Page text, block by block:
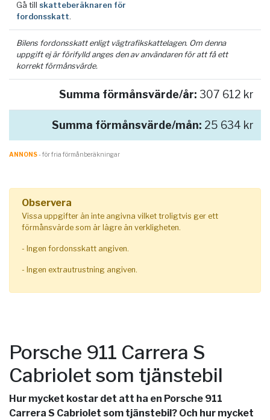
Gå till skatteberäknaren för
fordonsskatt.
Bilens fordonsskatt enligt vägtrafikskattelagen. Om denna
uppgift ej är förifylld anges den av användaren för att få ett
korrekt förmånsvärde.
Summa förmånsvärde/år: 307 612 kr
Summa förmånsvärde/mån: 25 634 kr
ANNONS- för fria förmånberäkningar
Observera
Vissa uppgifter än inte angivna vilket troligtvis ger ett
förmånsvärde som är lägre än verkligheten.
- Ingen fordonsskatt angiven.
- Ingen extrautrustning angiven.
Porsche 911 Carrera S
Cabriolet som tjänstebil
Hur mycket kostar det att ha en Porsche 911
Carrera S Cabriolet som tjänstebil? Och hur mycket